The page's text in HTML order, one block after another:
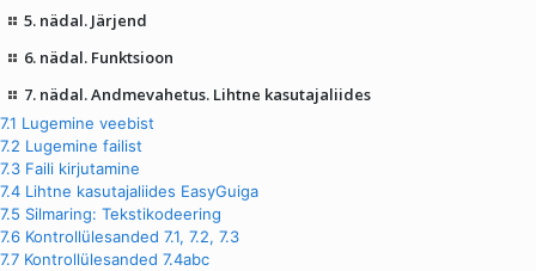
5. nädal. Järjend
6. nädal. Funktsioon
7. nädal. Andmevahetus. Lihtne kasutajaliides
7.1 Lugemine veebist
7.2 Lugemine failist
7.3 Faili kirjutamine
7.4 Lihtne kasutajaliides EasyGuiga
7.5 Silmaring: Tekstikodeering
7.6 Kontrollülesanded 7.1, 7.2, 7.3
7.7 Kontrollülesanded 7.4abc